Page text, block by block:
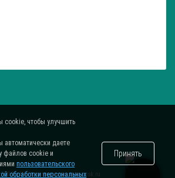
2026. Интернет-магазинzatar-msk.ru
чтобы улучшить
автоматически даете
файлов cookie и
пользовательского
обработки персональных
Принять